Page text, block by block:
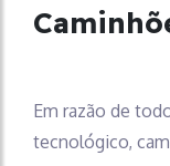
Em razão de
tecnológico,